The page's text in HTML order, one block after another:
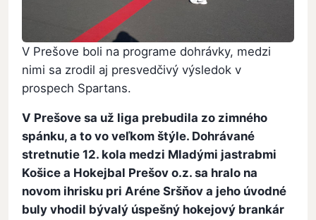
V Prešove boli na programe dohrávky, medzi
nimi sa zrodil aj presvedčivý výsledok v
prospech Spartans.
V Prešove sa už liga prebudila zo zimného
spánku, a to vo veľkom štýle. Dohrávané
stretnutie 12. kola medzi Mladými jastrabmi
Košice a Hokejbal Prešov o.z. sa hralo na
novom ihrisku pri Aréne Sršňov a jeho úvodné
buly vhodil bývalý úspešný hokejový brankár